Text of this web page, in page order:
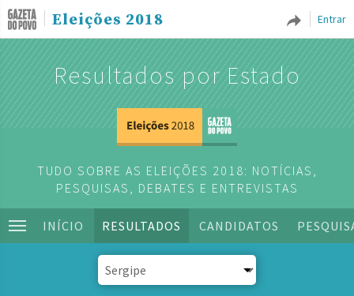
Entrar
Eleições 2018
Resultados por Estado
TUDO SOBRE AS ELEIÇÕES 2018: NOTÍCIAS,
PESQUISAS, DEBATES E ENTREVISTAS
INÍCIO RESULTADOS CANDIDATOS